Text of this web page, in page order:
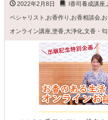
2022年2月8日 l香司養成講座,
ペシャリスト ,お香作り ,お香相談会,
オンライン講座,塗香,大浄化,文香・